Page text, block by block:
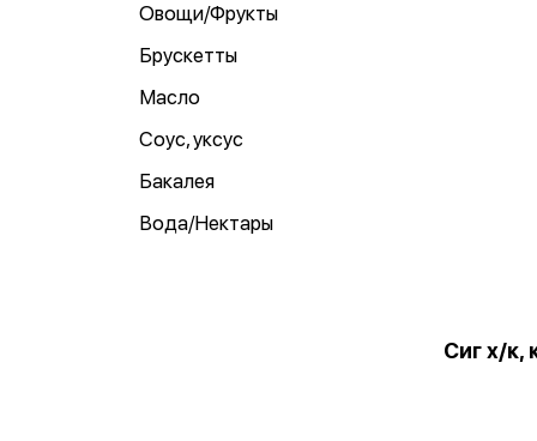
Овощи/Фрукты
Брускетты
Масло
Соус, уксус
Бакалея
Вода/Нектары
Сиг х/к,